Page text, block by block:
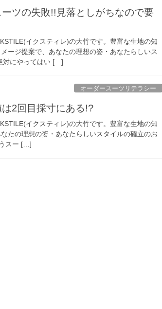
ツの失敗!!見落としがちなので要
イクスティレ)の大竹です。豊富な生地の知
ージ提案で、あなたの理想の姿・あなたらしいス
対にやってはい […]
オーダースーツリテラシー
2回目採寸にある!?
イクスティレ)の大竹です。豊富な生地の知
たの理想の姿・あなたらしいスタイルの確立のお
スー […]